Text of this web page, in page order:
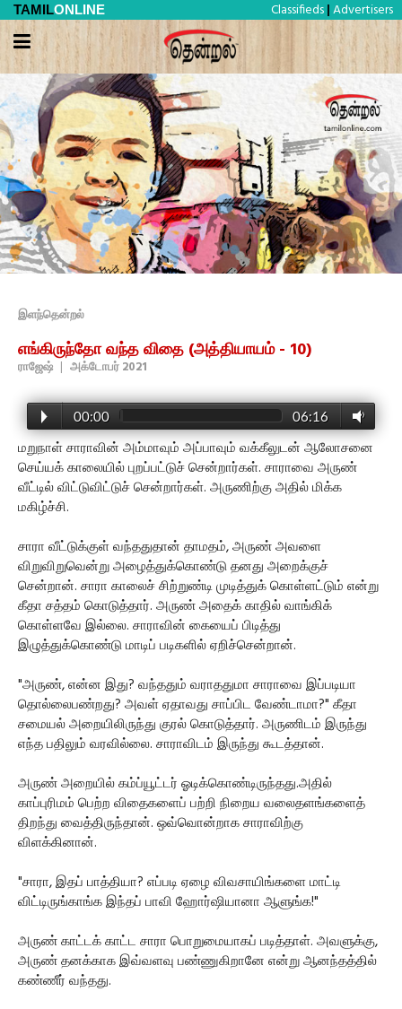
TAMILONLINE Classifieds | Advertisers
இளந்தென்றல்
எங்கிருந்தோ வந்த விதை (அத்தியாயம் - 10)
ராஜேஷ் | அக்டோபர் 2021
00:00 06:16
மறுநாள் சாராவின் அம்மாவும் அப்பாவும் வக்கீலுடன் ஆலோசனை
செய்யக் காலையில் புறப்பட்டுச் சென்றார்கள். சாராவை அருண்
வீட்டில் விட்டுவிட்டுச் சென்றார்கள். அருணிற்கு அதில் மிக்க
மகிழ்ச்சி.
சாரா வீட்டுக்குள் வந்ததுதான் தாமதம், அருண் அவளை
விறுவிறுவென்று அழைத்துக்கொண்டு தனது அறைக்குச்
சென்றான். சாரா காலைச் சிற்றுண்டி முடித்துக் கொள்ளட்டும் என்று
கீதா சத்தம் கொடுத்தார். அருண் அதைக் காதில் வாங்கிக்
கொள்ளவே இல்லை. சாராவின் கையைப் பிடித்து
இழுத்துக்கொண்டு மாடிப் படிகளில் ஏறிச்சென்றான்.
"அருண், என்ன இது? வந்ததும் வராததுமா சாராவை இப்படியா
தொல்லைபண்றது? அவள் ஏதாவது சாப்பிட வேண்டாமா?" கீதா
சமையல் அறையிலிருந்து குரல் கொடுத்தார். அருணிடம் இருந்து
எந்த பதிலும் வரவில்லை. சாராவிடம் இருந்து கூடத்தான்.
அருண் அறையில் கம்ப்யூட்டர் ஓடிக்கொண்டிருந்தது.அதில்
காப்புரிமம் பெற்ற விதைகளைப் பற்றி நிறைய வலைதளங்களைத்
திறந்து வைத்திருந்தான். ஒவ்வொன்றாக சாராவிற்கு
விளக்கினான்.
"சாரா, இதப் பாத்தியா? எப்படி ஏழை விவசாயிங்களை மாட்டி
விட்டிருங்காங்க இந்தப் பாவி ஹோர்ஷியானா ஆளுங்க!"
அருண் காட்டக் காட்ட சாரா பொறுமையாகப் படித்தாள். அவளுக்கு,
அருண் தனக்காக இவ்வளவு பண்ணுகிறானே என்று ஆனந்தத்தில்
கண்ணீர் வந்தது.